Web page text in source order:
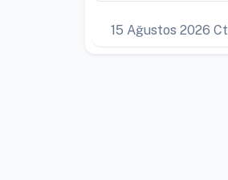
15 Ağustos 2026 Ct